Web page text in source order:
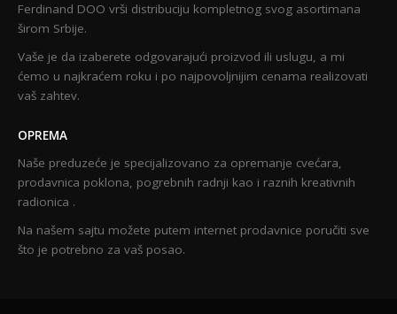
Ferdinand DOO vrši distribuciju kompletnog svog asortimana
širom Srbije.
Vaše je da izaberete odgovarajući proizvod ili uslugu, a mi
ćemo u najkraćem roku i po najpovoljnijim cenama realizovati
vaš zahtev.
OPREMA
Naše preduzeće je specijalizovano za opremanje cvećara,
prodavnica poklona, pogrebnih radnji kao i raznih kreativnih
radionica .
Na našem sajtu možete putem internet prodavnice poručiti sve
što je potrebno za vaš posao.